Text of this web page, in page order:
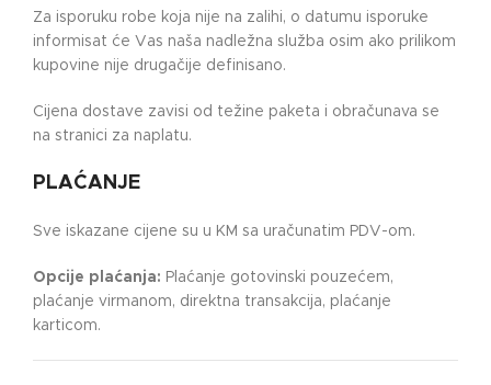
Za isporuku robe koja nije na zalihi, o datumu isporuke
informisat će Vas naša nadležna služba osim ako prilikom
kupovine nije drugačije definisano.
Cijena dostave zavisi od težine paketa i obračunava se
na stranici za naplatu.
PLAĆANJE
Sve iskazane cijene su u KM sa uračunatim PDV-om.
Opcije plaćanja: Plaćanje gotovinski pouzećem,
plaćanje virmanom, direktna transakcija, plaćanje
karticom.